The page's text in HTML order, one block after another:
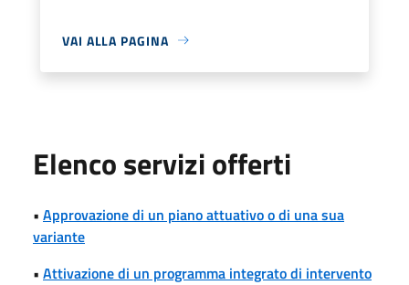
VAI ALLA PAGINA
Elenco servizi offerti
• Approvazione di un piano attuativo o di una sua
variante
• Attivazione di un programma integrato di intervento